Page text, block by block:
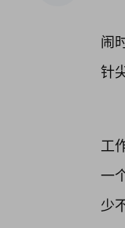
闹
针
工
一
少